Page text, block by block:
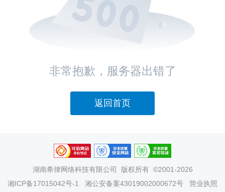
非常抱歉，服务器出错了
返回首页
湖南希律网络科技有限公司
版权所有 ©2001-2026
湘ICP备17015042号-1
湘公安备案43019002000672号
营业执照